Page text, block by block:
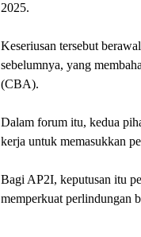
2025.
Keseriusan tersebut
sebelumnya, yang
(CBA).
Dalam forum itu, kedua
kerja untuk memasukkan
Bagi AP2I, keputusan itu
memperkuat perlindungan